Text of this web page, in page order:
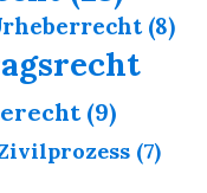
(8)
(9)
(7)